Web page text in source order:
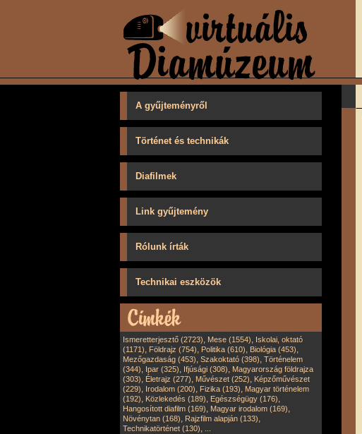
A gyűjteményről
Történet és technikák
Diafilmek
Link gyűjtemény
Rólunk írták
Technikai eszközök
Ismeretterjesztő (2723), Mese (1554), Iskolai, oktató
(1171), Földrajz (754), Politika (610), Biológia (453),
Mezőgazdaság (453), Szakoktató (398), Történelem
(344), Ipar (325), Ifjúsági (308), Magyarország földrajza
(303), Életrajz (277), Művészet (252), Képzőművészet
(229), Irodalom (200), Fizika (193), Magyar történelem
(192), Közlekedés (189), Egészségügy (176),
Hangosított diafilm (169), Magyar irodalom (169),
Növénytan (168), Rajzfilm alapján (133),
Technikatörténet (130),